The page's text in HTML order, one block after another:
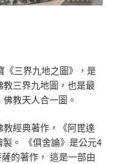
《三界九地之圖》，是
三界九地圖，也是最
教天人合一圖。
經典著作，《阿毘達
。 《俱舍論》是公元4
的著作， 這是一部由